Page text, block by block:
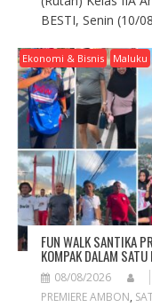
BESTI, Senin (10/
Ekonomi & Bisnis Maluku
FUN WALK SANTIKA
KOMPAK DALAM SATU
08/08/2026
PREMIERE AMBON,